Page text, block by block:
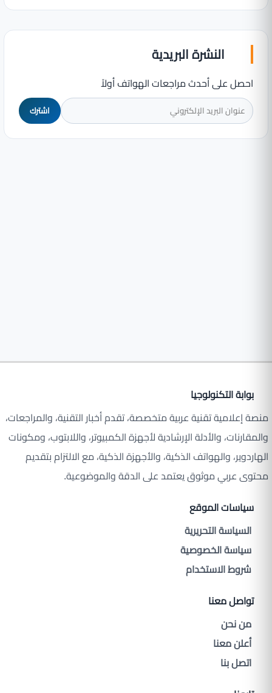
النشرة البريدية
احصل على أحدث مراجعات الهواتف أولاً
اشترك
بوابة التكنولوجيا
منصة إعلامية تقنية عربية متخصصة، تقدم أخبار التقنية، والمراجعات،
والمقارنات، والأدلة الإرشادية لأجهزة الكمبيوتر، واللابتوب، ومكونات
الهاردوير، والهواتف الذكية، والأجهزة الذكية، مع الالتزام بتقديم
محتوى عربي موثوق يعتمد على الدقة والموضوعية.
سياسات الموقع
السياسة التحريرية
سياسة الخصوصية
شروط الاستخدام
تواصل معنا
من نحن
أعلن معنا
اتصل بنا